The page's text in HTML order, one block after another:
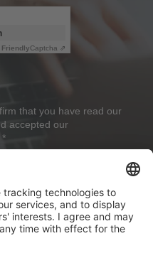
FriendlyCaptcha ⇗
that you have read our
accepted our
*